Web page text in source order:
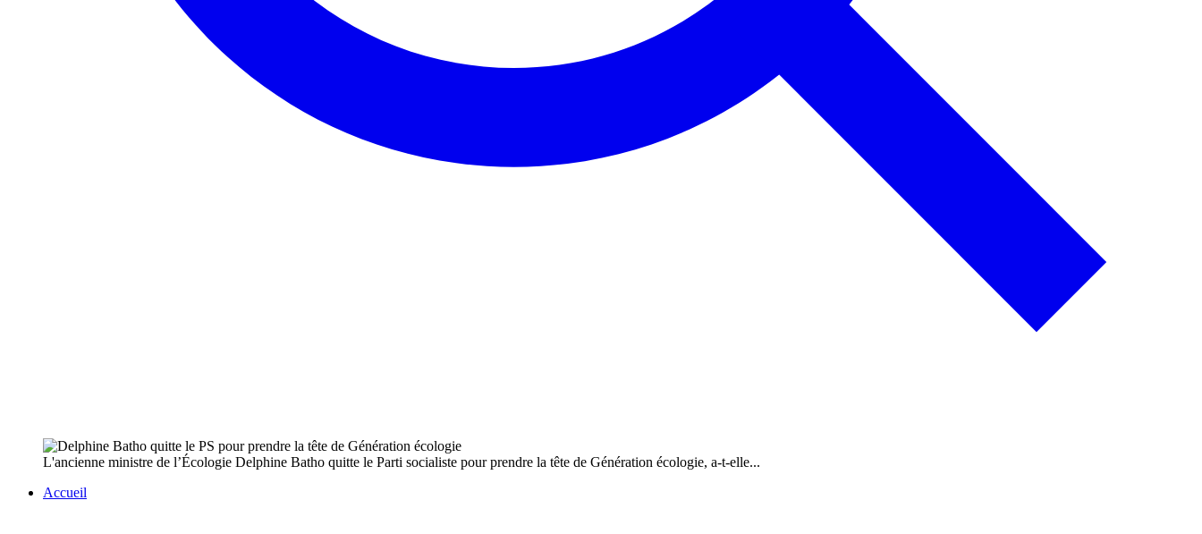
L'ancienne ministre de l’Écologie Delphine Batho quitte le Parti socialiste pour prendre la tête de Génération écologie, a-t-elle...
Accueil